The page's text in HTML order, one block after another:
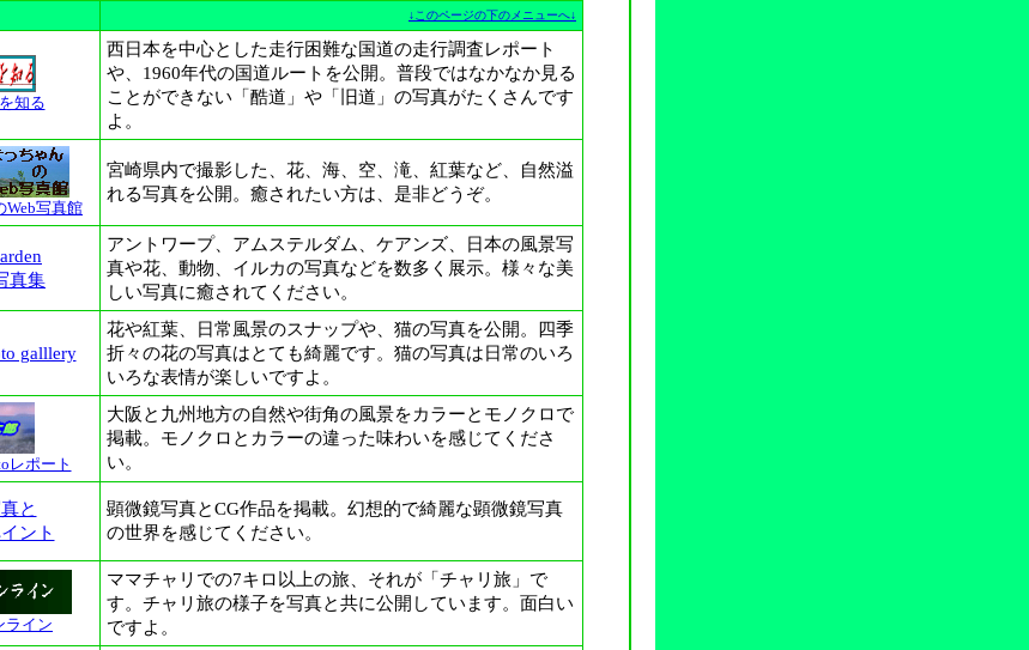
↓このページの下のメニューへ↓
知る
西日本を中心とした走行困難な国道の走行調査レポート
や、1960年代の国道ルートを公開。普段ではなかなか見る
ことができない「酷道」や「旧道」の写真がたくさんです
よ。
Web写真館
宮崎県内で撮影した、花、海、空、滝、紅葉など、自然溢
れる写真を公開。癒されたい方は、是非どうぞ。
真集
アントワープ、アムステルダム、ケアンズ、日本の風景写
真や花、動物、イルカの写真などを数多く展示。様々な美
しい写真に癒されてください。
galllery
花や紅葉、日常風景のスナップや、猫の写真を公開。四季
折々の花の写真はとても綺麗です。猫の写真は日常のいろ
いろな表情が楽しいですよ。
レポート
大阪と九州地方の自然や街角の風景をカラーとモノクロで
掲載。モノクロとカラーの違った味わいを感じてくださ
い。
と
ント
顕微鏡写真とCG作品を掲載。幻想的で綺麗な顕微鏡写真
の世界を感じてください。
ライン
ママチャリでの7キロ以上の旅、それが「チャリ旅」で
す。チャリ旅の様子を写真と共に公開しています。面白い
ですよ。